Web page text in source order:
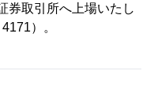
券取引所へ上場いたし
）。